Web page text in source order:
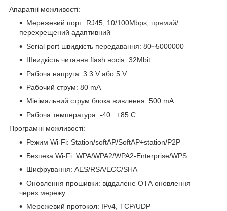
Апаратні можливості:
Мережевий порт: RJ45, 10/100Mbps, прямий/
перехрещений адаптивний
Serial port швидкість передавання: 80~5000000
Швидкість читання flash носія: 32Mbit
Pабоча напруга: 3.3 V або 5 V
Pабочий струм: 80 mA
Мінімальний струм блока живлення: 500 mA
Pабоча температура: -40...+85 С
Програмні можливості:
Режим Wi-Fi: Station/softAP/SoftAP+station/P2P
Безпека Wi-Fi: WPA/WPA2/WPA2-Enterprise/WPS
Шифрування: AES/RSA/ECC/SHA
Оновлення прошивки: віддалене ОТА оновлення
через мережу
Мережевий протокол: IPv4, TCP/UDP